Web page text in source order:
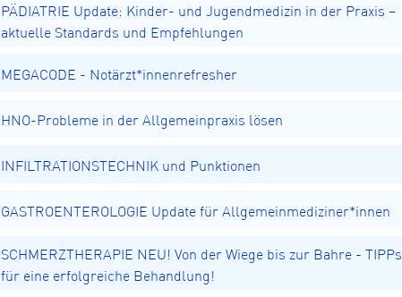
PÄDIATRIE Update: Kinder- und Jugendmedizin in der Praxis –
aktuelle Standards und Empfehlungen
MEGACODE - Notärzt*innenrefresher
HNO-Probleme in der Allgemeinpraxis lösen
INFILTRATIONSTECHNIK und Punktionen
GASTROENTEROLOGIE Update für Allgemeinmediziner*innen
SCHMERZTHERAPIE NEU! Von der Wiege bis zur Bahre - TIPPs
für eine erfolgreiche Behandlung!